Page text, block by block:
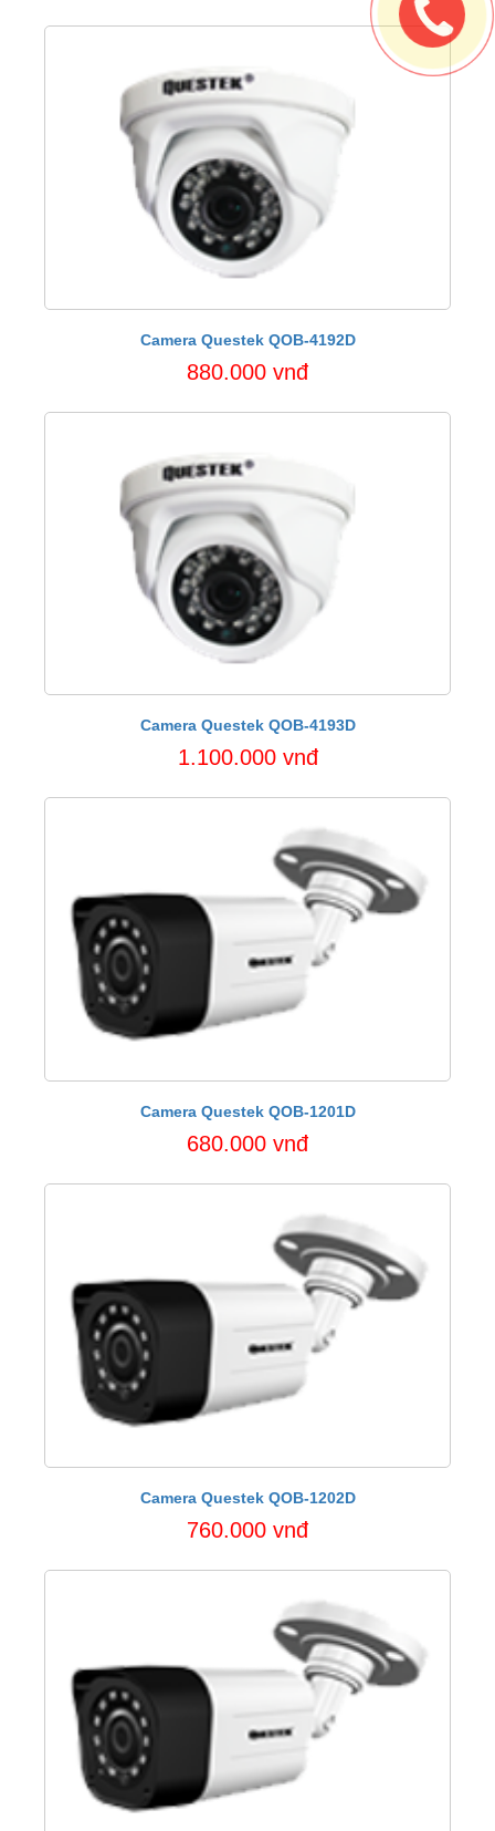
Camera Questek QOB-4192D
880.000 vnđ
Camera Questek QOB-4193D
1.100.000 vnđ
Camera Questek QOB-1201D
680.000 vnđ
Camera Questek QOB-1202D
760.000 vnđ